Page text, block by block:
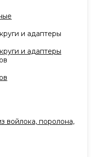
и адаптеры
и адаптеры
войлока, поролона,